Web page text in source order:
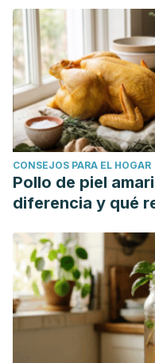
CONSEJOS PARA EL HOGAR
Pollo de piel
diferencia y qué